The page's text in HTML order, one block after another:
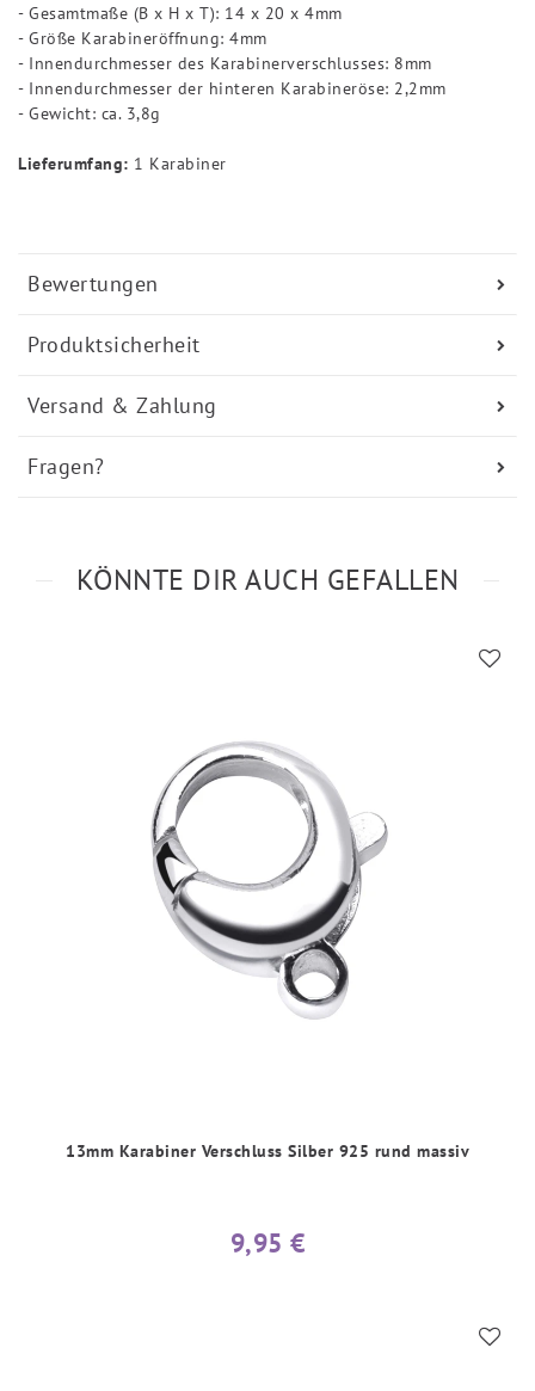
Bewertungen
Produktsicherheit
Versand & Zahlung
Fragen?
- Gesamtmaße (B x H x T): 14 x 20 x 4mm
- Größe Karabineröffnung: 4mm
- Innendurchmesser des Karabinerverschlusses: 8mm
- Innendurchmesser der hinteren Karabineröse: 2,2mm
- Gewicht: ca. 3,8g
Lieferumfang: 1 Karabiner
KÖNNTE DIR AUCH GEFALLEN
13mm Karabiner Verschluss Silber 925 rund massiv
9,95 €